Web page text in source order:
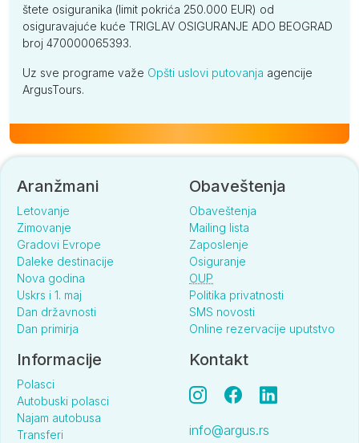
štete osiguranika (limit pokrića 250.000 EUR) od
osiguravajuće kuće TRIGLAV OSIGURANJE ADO BEOGRAD
broj 470000065393.
Uz sve programe važe Opšti uslovi putovanja agencije
ArgusTours.
Aranžmani
Letovanje
Zimovanje
Gradovi Evrope
Daleke destinacije
Nova godina
Uskrs i 1. maj
Dan državnosti
Dan primirja
Obaveštenja
Obaveštenja
Mailing lista
Zaposlenje
Osiguranje
OUP
Politika privatnosti
SMS novosti
Online rezervacije uputstvo
Informacije
Polasci
Autobuski polasci
Najam autobusa
Transferi
Kontakt
info@argus.rs